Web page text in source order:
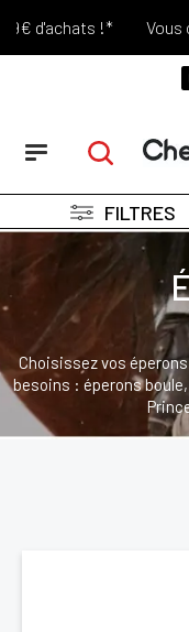
!* Vous
FILTRES
Choisissez vos
besoins : éperons